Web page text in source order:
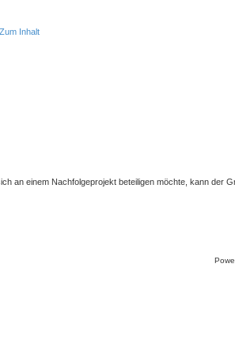
Zum Inhalt
an einem Nachfolgeprojekt beteiligen möchte, kann der